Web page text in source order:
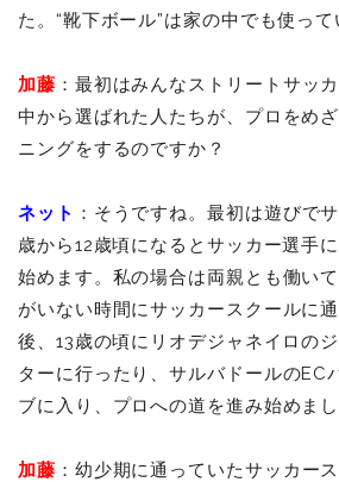
た。“靴下ボール”は家の中でも使っ
加藤 ：最初はみんなストリートサッ
中から選ばれた人たちが、プロをめ
ニングをするのですか？
ネット ：そうですね。最初は遊びで
歳から12歳頃になるとサッカー選手
始めます。私の場合は両親とも働い
がいない時間にサッカースクールに
後、13歳の頃にリオデジャネイロの
ターに行ったり、サルバドールのEC
ブに入り、プロへの道を進み始めま
加藤 ：幼少期に通っていたサッカー